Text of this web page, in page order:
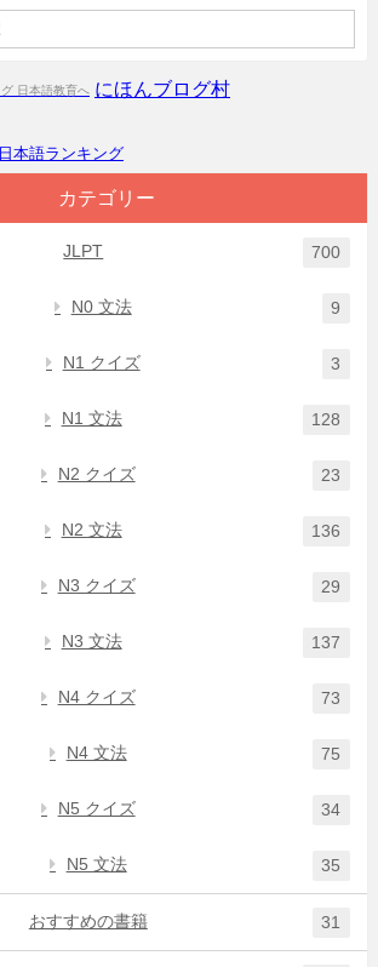
にほんブログ村
日本語ランキング
カテゴリー
JLPT 700
N0 文法 9
N1 クイズ 3
N1 文法 128
N2 クイズ 23
N2 文法 136
N3 クイズ 29
N3 文法 137
N4 クイズ 73
N4 文法 75
N5 クイズ 34
N5 文法 35
おすすめの書籍 31